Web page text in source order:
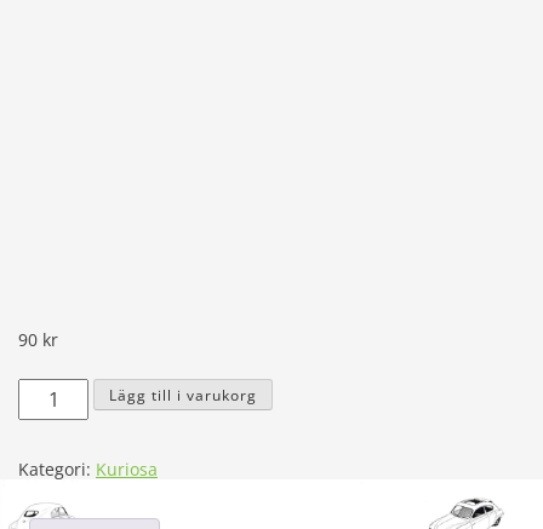
90 kr
19
Lägg till i varukorg
Kategori: Kuriosa